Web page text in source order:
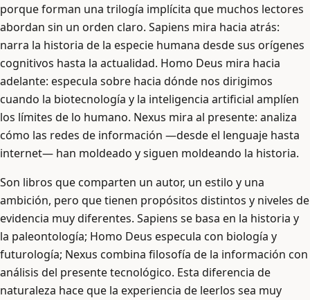
porque forman una trilogía implícita que muchos lectores
abordan sin un orden claro. Sapiens mira hacia atrás:
narra la historia de la especie humana desde sus orígenes
cognitivos hasta la actualidad. Homo Deus mira hacia
adelante: especula sobre hacia dónde nos dirigimos
cuando la biotecnología y la inteligencia artificial amplíen
los límites de lo humano. Nexus mira al presente: analiza
cómo las redes de información —desde el lenguaje hasta
internet— han moldeado y siguen moldeando la historia.
Son libros que comparten un autor, un estilo y una
ambición, pero que tienen propósitos distintos y niveles de
evidencia muy diferentes. Sapiens se basa en la historia y
la paleontología; Homo Deus especula con biología y
futurología; Nexus combina filosofía de la información con
análisis del presente tecnológico. Esta diferencia de
naturaleza hace que la experiencia de leerlos sea muy